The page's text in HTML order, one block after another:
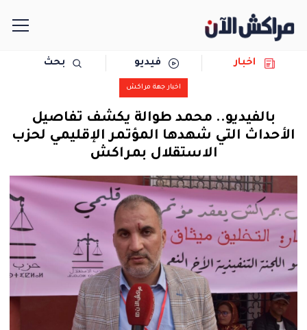
سياسة
رياضة
حوادث
دولية
المرأة
فنية
اخبار فيديو بحث
اخبار جهة مراكش
بالفيديو.. محمد طوالة يكشف تفاصيل
الأحداث التي شهدها المؤتمر الإقليمي لحزب
الاستقلال بمراكش